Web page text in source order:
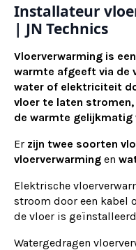
Installateur
| JN Technics
Vloerverwarming is
warmte afgeeft via de
water of elektriciteit
vloer te laten
de warmte
Er zijn twee soorten
vloerverwarming en
Elektrische
stroom door een kabel
de vloer is
Watergedragen